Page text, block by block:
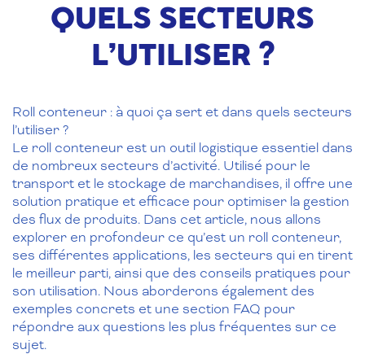
QUELS SECTEURS
L’UTILISER ?
Roll conteneur : à quoi ça sert et dans quels secteurs
l’utiliser ?
Le roll conteneur est un outil logistique essentiel dans
de nombreux secteurs d’activité. Utilisé pour le
transport et le stockage de marchandises, il offre une
solution pratique et efficace pour optimiser la gestion
des flux de produits. Dans cet article, nous allons
explorer en profondeur ce qu’est un roll conteneur,
ses différentes applications, les secteurs qui en tirent
le meilleur parti, ainsi que des conseils pratiques pour
son utilisation. Nous aborderons également des
exemples concrets et une section FAQ pour
répondre aux questions les plus fréquentes sur ce
sujet.